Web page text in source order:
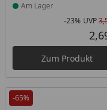
Am Lager
-23% UVP
Zum Produkt
-65%